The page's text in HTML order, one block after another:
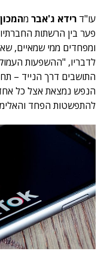
עו"ד רידא ג'אבר מ
פער בין הרשתות
ומפחדים ממי שמאיים,
לדבריו, "ההשפעות
התושבים דרך הנייד –
הנפש נמצאת אצל כל
להתפשטות הפחד